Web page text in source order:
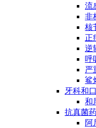
流
非
核
正
逆
呼
严
鲨
牙科和
和
抗真菌
阿